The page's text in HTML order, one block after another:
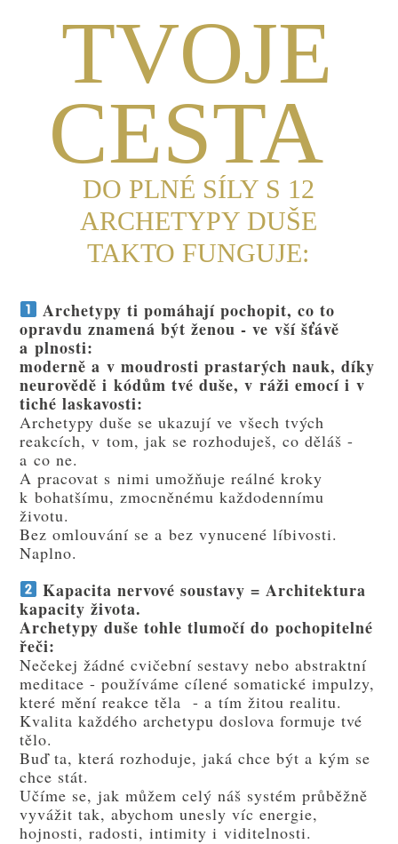
TVOJE
CESTA
DO PLNÉ SÍLY S 12
ARCHETYPY DUŠE
TAKTO FUNGUJE:
Archetypy ti pomáhají pochopit, co to
opravdu znamená být ženou - ve vší šťávě
a plnosti:
moderně a v moudrosti prastarých nauk, díky
neurovědě i kódům tvé duše, v ráži emocí i v
tiché laskavosti:
Archetypy duše se ukazují ve všech tvých
reakcích, v tom, jak se rozhoduješ, co děláš -
a co ne.
A pracovat s nimi umožňuje reálné kroky
k bohatšímu, zmocněnému každodennímu
životu.
Bez omlouvání se a bez vynucené líbivosti.
Naplno.
Kapacita nervové soustavy = Architektura
kapacity života.
Archetypy duše tohle tlumočí do pochopitelné
řeči:
Nečekej žádné cvičební sestavy nebo abstraktní
meditace - používáme cílené somatické impulzy,
které mění reakce těla - a tím žitou realitu.
Kvalita každého archetypu doslova formuje tvé
tělo.
Buď ta, která rozhoduje, jaká chce být a kým se
chce stát.
Učíme se, jak můžem celý náš systém průběžně
vyvážit tak, abychom unesly víc energie,
hojnosti, radosti, intimity i viditelnosti.